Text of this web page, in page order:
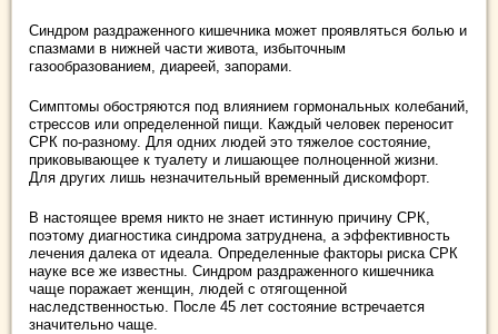
Синдром раздраженного кишечника может проявляться болью и
спазмами в нижней части живота, избыточным
газообразованием, диареей, запорами.
Симптомы обостряются под влиянием гормональных колебаний,
стрессов или определенной пищи. Каждый человек переносит
СРК по-разному. Для одних людей это тяжелое состояние,
приковывающее к туалету и лишающее полноценной жизни.
Для других лишь незначительный временный дискомфорт.
В настоящее время никто не знает истинную причину СРК,
поэтому диагностика синдрома затруднена, а эффективность
лечения далека от идеала. Определенные факторы риска СРК
науке все же известны. Синдром раздраженного кишечника
чаще поражает женщин, людей с отягощенной
наследственностью. После 45 лет состояние встречается
значительно чаще.